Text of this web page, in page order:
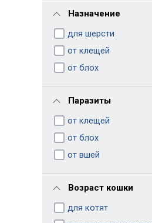
Назначение
для шерсти
от клещей
от блох
Паразиты
от клещей
от блох
от вшей
Возраст кошки
для котят